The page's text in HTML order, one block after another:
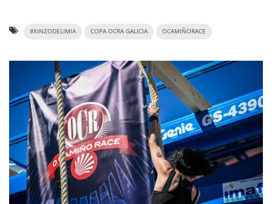
#XINZODELIMIA COPA OCRA GALICIA OCAMIÑORACE